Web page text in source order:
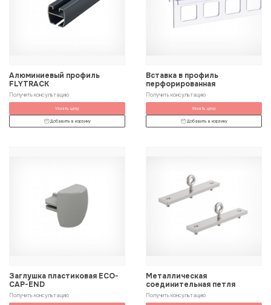
Алюминиевый профиль
FLYTRACK
Получить консультацию
Узнать цену
Добавить в корзину
Вставка в профиль
перфорированная
Получить консультацию
Узнать цену
Добавить в корзину
Заглушка пластиковая ECO-
CAP-END
Получить консультацию
Металлическая
соединительная петля
Получить консультацию